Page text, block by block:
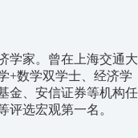
学家。曾在上海交通大
+数学双学士、经济学
金、安信证券等机构任
评选宏观第一名。